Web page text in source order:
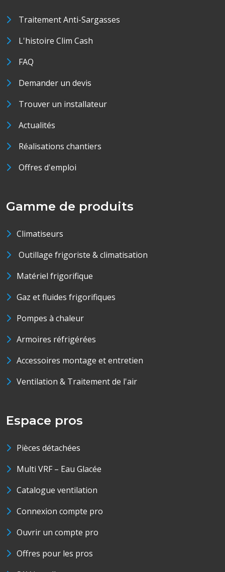
Traitement Anti-Sargasses
L'histoire Clim Cash
FAQ
Demander un devis
Trouver un installateur
Actualités
Réalisations chantiers
Offres d'emploi
Gamme de produits
Climatiseurs
Outillage frigoriste & climatisation
Matériel frigorifique
Gaz et fluides frigorifiques
Pompes à chaleur
Armoires réfrigérées
Accessoires montage et entretien
Ventilation & Traitement de l'air
Espace pros
Pièces détachées
Multi VRF – Eau Glacée
Catalogue ventilation
Connexion compte pro
Ouvrir un compte pro
Offres pour les pros